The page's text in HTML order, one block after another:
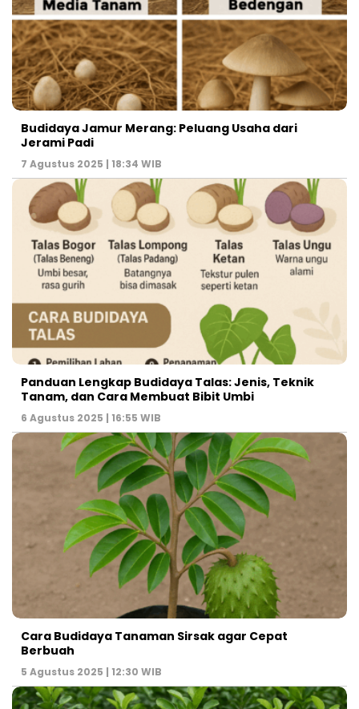
Budidaya Jamur Merang: Peluang Usaha dari
Jerami Padi
7 Agustus 2025 | 18:34 WIB
Panduan Lengkap Budidaya Talas: Jenis, Teknik
Tanam, dan Cara Membuat Bibit Umbi
6 Agustus 2025 | 16:55 WIB
Cara Budidaya Tanaman Sirsak agar Cepat
Berbuah
5 Agustus 2025 | 12:30 WIB